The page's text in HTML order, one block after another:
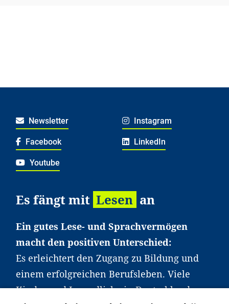
Newsletter Instagram
Facebook LinkedIn
Youtube
Es fängt mit Lesen an
Ein gutes Lese- und Sprachvermögen
macht den positiven Unterschied:
Es erleichtert den Zugang zu Bildung und
einem erfolgreichen Berufsleben. Viele
Kinder und Jugendliche in Deutschland